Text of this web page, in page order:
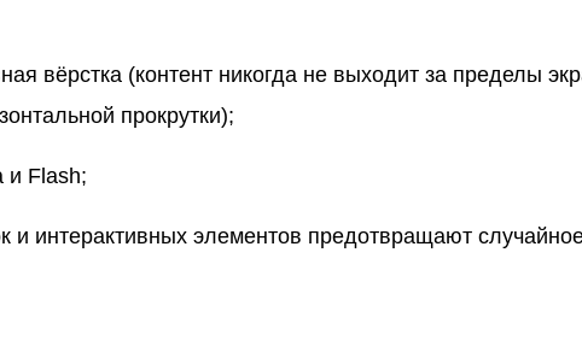
вёрстка (контент никогда не выходит за пределы
прокрутки);
и Flash;
и интерактивных элементов предотвращают